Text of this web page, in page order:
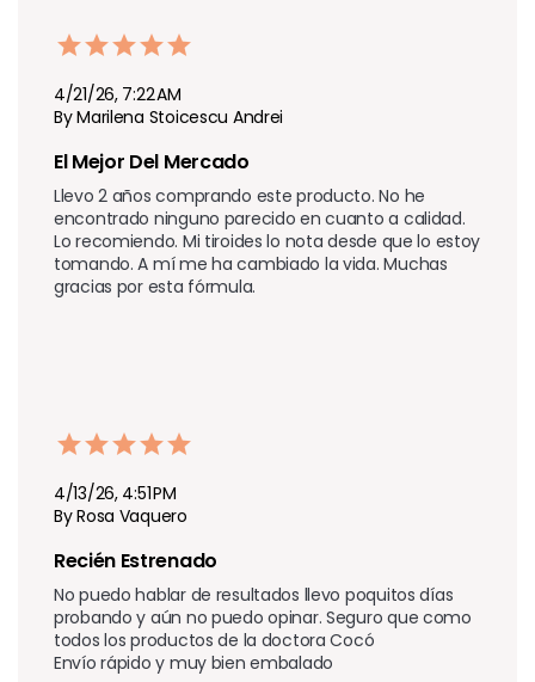
4/21/26, 7:22 AM
By Marilena Stoicescu Andrei
El Mejor Del Mercado
Llevo 2 años comprando este producto. No he
encontrado ninguno parecido en cuanto a calidad.
Lo recomiendo. Mi tiroides lo nota desde que lo estoy
tomando. A mí me ha cambiado la vida. Muchas
gracias por esta fórmula.
4/13/26, 4:51 PM
By Rosa Vaquero
Recién Estrenado
No puedo hablar de resultados llevo poquitos días
probando y aún no puedo opinar. Seguro que como
todos los productos de la doctora Cocó
Envío rápido y muy bien embalado